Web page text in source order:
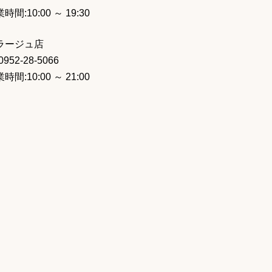
時間:10:00 ～ 19:30
ージュ店
28-5066
時間:10:00 ～ 21:00